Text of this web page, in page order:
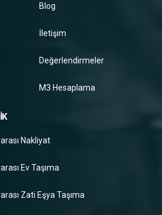
Blog
İletişim
Değerlendirmeler
M3 Hesaplama
Nakliyat
Ev Taşıma
Zati Eşya Taşıma